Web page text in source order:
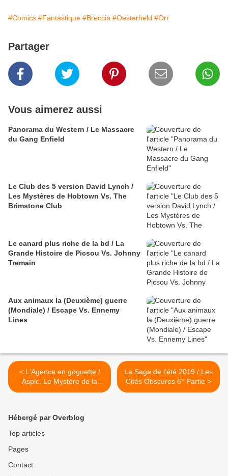
#Comics #Fantastique #Breccia #Oesterheld #Orr
Partager
Vous aimerez aussi
Panorama du Western / Le Massacre
du Gang Enfield
Le Club des 5 version David Lynch /
Les Mystères de Hobtown Vs. The
Brimstone Club
Le canard plus riche de la bd / La
Grande Histoire de Picsou Vs. Johnny
Tremain
Aux animaux la (Deuxième) guerre
(Mondiale) / Escape Vs. Ennemy
Lines
< L'Agence en goguette /
Aspic. Le Mystère de la
momie Blette Vs. Death on
La Saga de l'été 2019 / Les
Cités Obscures 6° Partie >
Hébergé par Overblog
Top articles
Pages
Contact